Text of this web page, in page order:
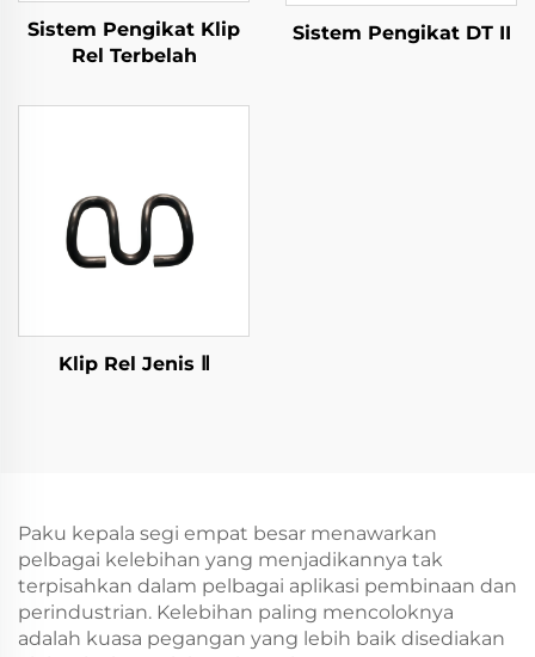
Sistem Pengikat Klip
Rel Terbelah
Sistem Pengikat DT II
Klip Rel Jenis Ⅱ
Paku kepala segi empat besar menawarkan
pelbagai kelebihan yang menjadikannya tak
terpisahkan dalam pelbagai aplikasi pembinaan dan
perindustrian. Kelebihan paling mencoloknya
adalah kuasa pegangan yang lebih baik disediakan